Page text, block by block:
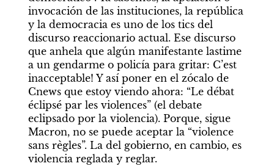
invocación de las instituciones, la república
y la democracia es uno de los tics del
discurso reaccionario actual. Ese discurso
que anhela que algún manifestante lastime
a un gendarme o policía para gritar: C’est
inacceptable! Y así poner en el zócalo de
Cnews que estoy viendo ahora: “Le débat
éclipsé par les violences” (el debate
eclipsado por la violencia). Porque, sigue
Macron, no se puede aceptar la “violence
sans règles”. La del gobierno, en cambio, es
violencia reglada y reglar.